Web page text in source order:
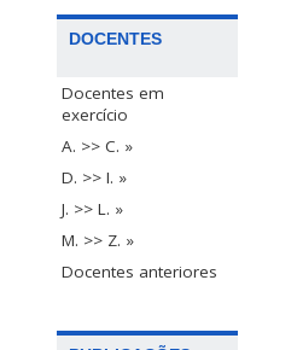
DOCENTES
Docentes em
exercício
A. >> C. »
D. >> I. »
J. >> L. »
M. >> Z. »
Docentes anteriores